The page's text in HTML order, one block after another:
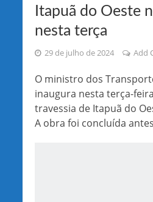
Itapuã do Oeste
nesta terça
29 de julho de 2024 Add
O ministro dos
inaugura nesta terça-
travessia de Itapuã do
A obra foi concluída